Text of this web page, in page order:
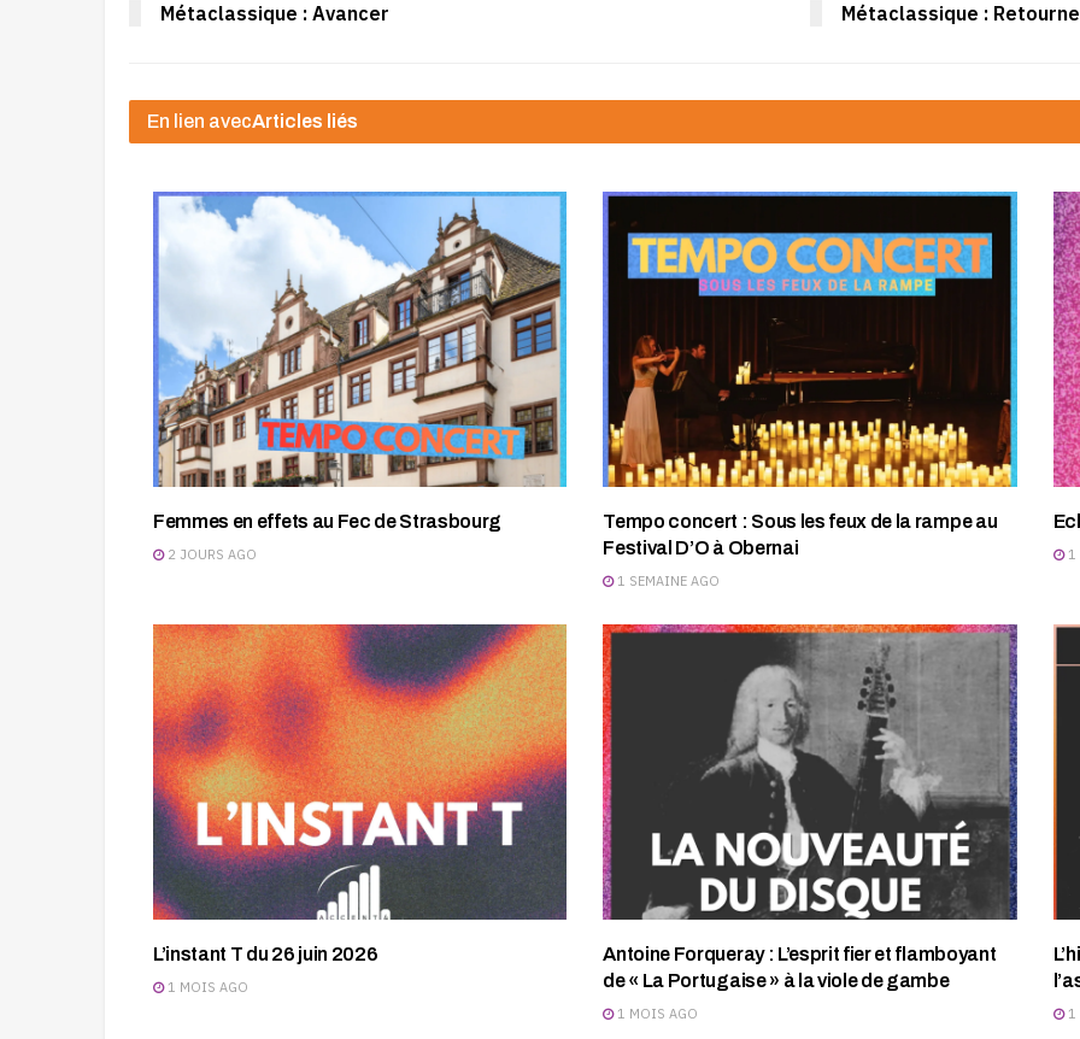
Métaclassique : Avancer Métaclassique :
En lien avecArticles liés
Femmes en effets au Fec de Strasbourg
2 JOURS AGO
Tempo concert : Sous les feux de la rampe au
Festival D’O à Obernai
1 SEMAINE AGO
1
L’instant T du 26 juin 2026
1 MOIS AGO
Antoine Forqueray : L’esprit fier et flamboyant
de « La Portugaise » à la viole de gambe
1 MOIS AGO 1